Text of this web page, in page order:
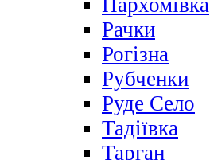
Пархомівка
Рачки
Рогізна
Рубченки
Руде Село
Тадіївка
Тарган